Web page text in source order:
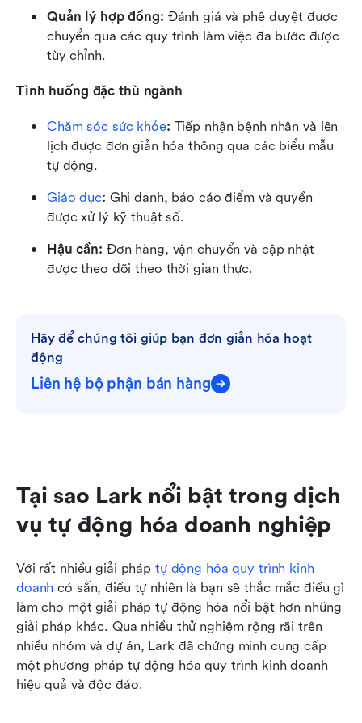
Quản lý hợp đồng: Đánh giá và phê duyệt được
chuyển qua các quy trình làm việc đa bước được
tùy chỉnh.
Tình huống đặc thù ngành
Chăm sóc sức khỏe: Tiếp nhận bệnh nhân và lên
lịch được đơn giản hóa thông qua các biểu mẫu
tự động.
Giáo dục: Ghi danh, báo cáo điểm và quyền
được xử lý kỹ thuật số.
Hậu cần: Đơn hàng, vận chuyển và cập nhật
được theo dõi theo thời gian thực.
Hãy để chúng tôi giúp bạn đơn giản hóa hoạt
động
Liên hệ bộ phận bán hàng
Tại sao Lark nổi bật trong dịch
vụ tự động hóa doanh nghiệp
Với rất nhiều giải pháp tự động hóa quy trình kinh
doanh có sẵn, điều tự nhiên là bạn sẽ thắc mắc điều gì
làm cho một giải pháp tự động hóa nổi bật hơn những
giải pháp khác. Qua nhiều thử nghiệm rộng rãi trên
nhiều nhóm và dự án, Lark đã chứng minh cung cấp
một phương pháp tự động hóa quy trình kinh doanh
hiệu quả và độc đáo.